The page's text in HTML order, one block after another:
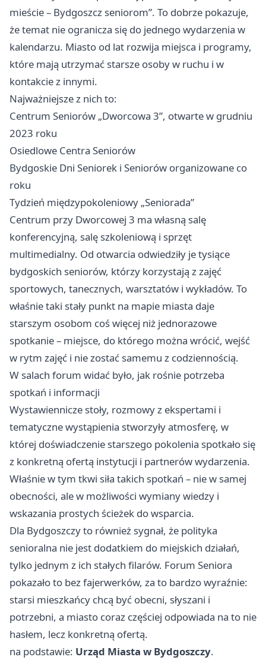
mieście – Bydgoszcz seniorom”. To dobrze pokazuje,
że temat nie ogranicza się do jednego wydarzenia w
kalendarzu. Miasto od lat rozwija miejsca i programy,
które mają utrzymać starsze osoby w ruchu i w
kontakcie z innymi.
Najważniejsze z nich to:
Centrum Seniorów „Dworcowa 3”, otwarte w grudniu
2023 roku
Osiedlowe Centra Seniorów
Bydgoskie Dni Seniorek i Seniorów organizowane co
roku
Tydzień międzypokoleniowy „Seniorada”
Centrum przy Dworcowej 3 ma własną salę
konferencyjną, salę szkoleniową i sprzęt
multimedialny. Od otwarcia odwiedziły je tysiące
bydgoskich seniorów, którzy korzystają z zajęć
sportowych, tanecznych, warsztatów i wykładów. To
właśnie taki stały punkt na mapie miasta daje
starszym osobom coś więcej niż jednorazowe
spotkanie – miejsce, do którego można wrócić, wejść
w rytm zajęć i nie zostać samemu z codziennością.
W salach forum widać było, jak rośnie potrzeba
spotkań i informacji
Wystawiennicze stoły, rozmowy z ekspertami i
tematyczne wystąpienia stworzyły atmosferę, w
której doświadczenie starszego pokolenia spotkało się
z konkretną ofertą instytucji i partnerów wydarzenia.
Właśnie w tym tkwi siła takich spotkań – nie w samej
obecności, ale w możliwości wymiany wiedzy i
wskazania prostych ścieżek do wsparcia.
Dla Bydgoszczy to również sygnał, że polityka
senioralna nie jest dodatkiem do miejskich działań,
tylko jednym z ich stałych filarów. Forum Seniora
pokazało to bez fajerwerków, za to bardzo wyraźnie:
starsi mieszkańcy chcą być obecni, słyszani i
potrzebni, a miasto coraz częściej odpowiada na to nie
hasłem, lecz konkretną ofertą.
na podstawie: Urząd Miasta w Bydgoszczy.